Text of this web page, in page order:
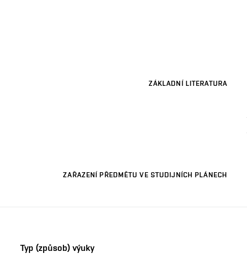
ZÁKLADNÍ LITERATURA
ZAŘAZENÍ PŘEDMĚTU VE STUDIJNÍCH PLÁNECH
Typ (způsob) výuky